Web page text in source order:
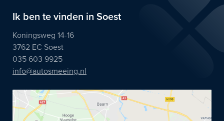
Ik ben te vinden in Soest
Koningsweg 14-16
3762 EC Soest
035 603 9925
info@autosmeeing.nl